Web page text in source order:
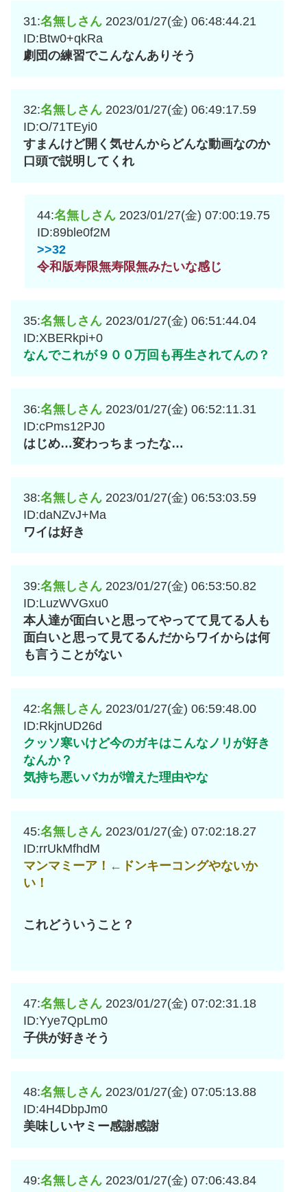
31:名無しさん 2023/01/27(金) 06:48:44.21
ID:Btw0+qkRa
劇団の練習でこんなんありそう
32:名無しさん 2023/01/27(金) 06:49:17.59
ID:O/71TEyi0
すまんけど開く気せんからどんな動画なのか
口頭で説明してくれ
44:名無しさん 2023/01/27(金) 07:00:19.75
ID:89ble0f2M
>>32
令和版寿限無寿限無みたいな感じ
35:名無しさん 2023/01/27(金) 06:51:44.04
ID:XBERkpi+0
なんでこれが９００万回も再生されてんの？
36:名無しさん 2023/01/27(金) 06:52:11.31
ID:cPms12PJ0
はじめ…変わっちまったな…
38:名無しさん 2023/01/27(金) 06:53:03.59
ID:daNZvJ+Ma
ワイは好き
39:名無しさん 2023/01/27(金) 06:53:50.82
ID:LuzWVGxu0
本人達が面白いと思ってやってて見てる人も
面白いと思って見てるんだからワイからは何
も言うことがない
42:名無しさん 2023/01/27(金) 06:59:48.00
ID:RkjnUD26d
クッソ寒いけど今のガキはこんなノリが好き
なんか？
気持ち悪いバカが増えた理由やな
45:名無しさん 2023/01/27(金) 07:02:18.27
ID:rrUkMfhdM
マンマミーア！←ドンキーコングやないか
い！
これどういうこと？
47:名無しさん 2023/01/27(金) 07:02:31.18
ID:Yye7QpLm0
子供が好きそう
48:名無しさん 2023/01/27(金) 07:05:13.88
ID:4H4DbpJm0
美味しいヤミー感謝感謝
49:名無しさん 2023/01/27(金) 07:06:43.84